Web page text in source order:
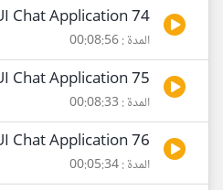
74 JAVA Swing GUI Chat Application
المدة : 00:08:56
75 JAVA Swing GUI Chat Application
المدة : 00:08:33
76 JAVA Swing GUI Chat Application
المدة : 00:05:34